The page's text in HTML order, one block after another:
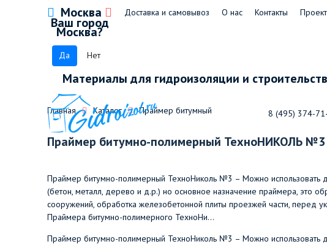
Москва
Ваш город
Москва?
Да Нет
Доставка и самовывоз О нас Контакты
Материалы для гидроизоляции и
8 (495) 374-
Главная Каталог Праймер битумный
Праймер битумно-полимерный ТехноНИКОЛЬ №3
Праймер битумно-полимерный ТехноНиколь №3 – Можно использовать
(бетон, металл, дерево и д.р.) но основное назначение праймера, это
сооружений, обработка железобетонной плиты проезжей части, перед
Праймера битумно-полимерного ТехноНи...
Праймер битумно-полимерный ТехноНиколь №3 – Можно использовать